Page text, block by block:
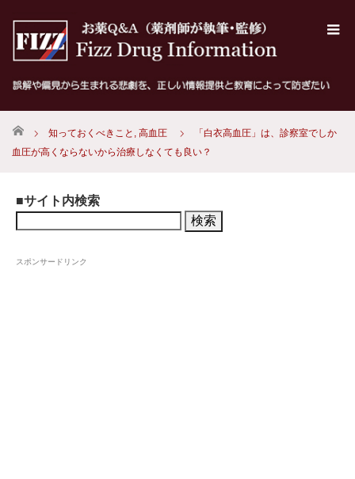
ホーム 知っておくべきこと , 高血圧
「白衣高血圧」は、診察室でしか
血圧が高くならないから治療しなくても良い？
■サイト内検索
スポンサードリンク